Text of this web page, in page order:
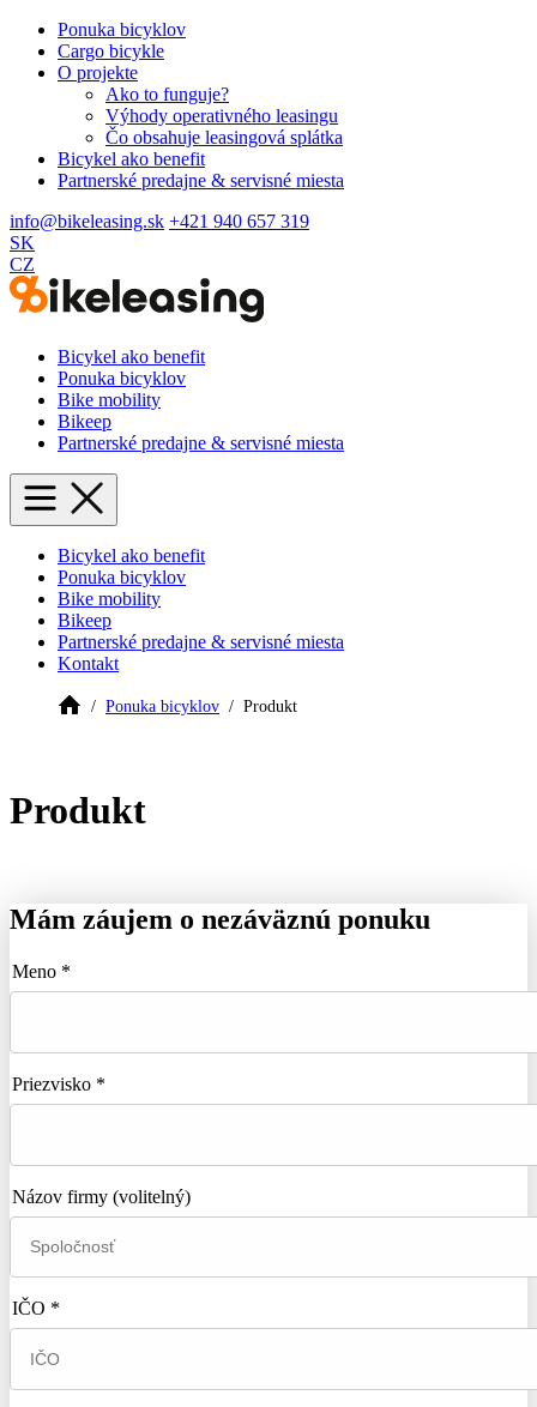
Ponuka bicyklov
Cargo bicykle
O projekte
Ako to funguje?
Výhody operativného leasingu
Čo obsahuje leasingová splátka
Bicykel ako benefit
Partnerské predajne & servisné miesta
info@bikeleasing.sk +421 940 657 319
SK
CZ
Bicykel ako benefit
Ponuka bicyklov
Bike mobility
Bikeep
Partnerské predajne & servisné miesta
Bicykel ako benefit
Ponuka bicyklov
Bike mobility
Bikeep
Partnerské predajne & servisné miesta
Kontakt
Ponuka bicyklov Produkt
Produkt
Mám záujem o nezáväznú ponuku
Meno *
Priezvisko *
Názov firmy (volitelný)
IČO *